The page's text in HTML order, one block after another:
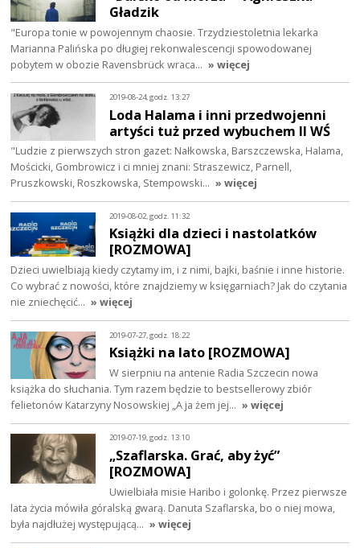
Gładzik
"Europa tonie w powojennym chaosie. Trzydziestoletnia lekarka
Marianna Palińska po długiej rekonwalescencji spowodowanej
pobytem w obozie Ravensbrück wraca… » więcej
2019-08-24, godz. 13:27
Loda Halama i inni przedwojenni
artyści tuż przed wybuchem II WŚ
"Ludzie z pierwszych stron gazet: Nałkowska, Barszczewska, Halama,
Mościcki, Gombrowicz i ci mniej znani: Straszewicz, Parnell,
Pruszkowski, Roszkowska, Stempowski… » więcej
2019-08-02, godz. 11:32
Książki dla dzieci i nastolatków
[ROZMOWA]
Dzieci uwielbiają kiedy czytamy im, i z nimi, bajki, baśnie i inne historie.
Co wybrać z nowości, które znajdziemy w księgarniach? Jak do czytania
nie zniechęcić… » więcej
2019-07-27, godz. 18:22
Książki na lato [ROZMOWA]
W sierpniu na antenie Radia Szczecin nowa
książka do słuchania. Tym razem będzie to bestsellerowy zbiór
felietonów Katarzyny Nosowskiej „A ja żem jej… » więcej
2019-07-19, godz. 13:10
„Szaflarska. Grać, aby żyć”
[ROZMOWA]
Uwielbiała misie Haribo i golonkę. Przez pierwsze
lata życia mówiła góralską gwarą. Danuta Szaflarska, bo o niej mowa,
była najdłużej występującą… » więcej